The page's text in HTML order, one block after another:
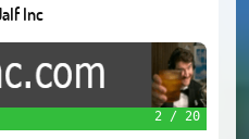
Inc
2 / 20